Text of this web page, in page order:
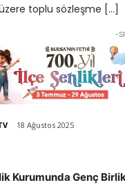
toplu sözleşme […]
-
18 Ağustos 2025
Kurumunda Genç